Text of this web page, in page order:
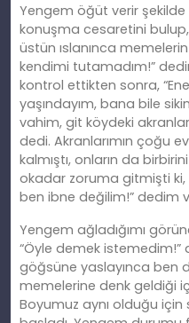
Yengem öğüt verir
konuşma cesaretini
üstün ıslanınca memelerin
kendimi tutamadım!”
kontrol ettikten sonra,
yaşındayım, bana bile
vahim, git köydeki
dedi. Akranlarımın çoğu
kalmıştı, onların da
okadar zoruma gitmişti ki,
ben ibne değilim!” dedim
Yengem ağladığımı
“Öyle demek istemedim!”
göğsüne yaslayınca ben
memelerine denk geldiği
Boyumuz aynı olduğu